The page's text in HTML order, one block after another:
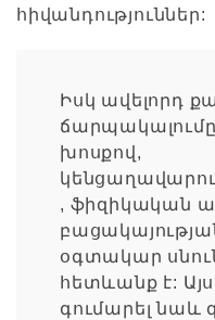
հիվանդություններ:
Իսկ ավելորդ
խոսքով,
, ֆիզիկական
օգտակար
հետևանք է:
գումարել նաև